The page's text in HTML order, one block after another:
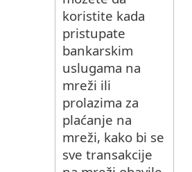
koristite kada
pristupate
bankarskim
uslugama na
mreži ili
prolazima za
plaćanje na
mreži, kako bi se
sve transakcije